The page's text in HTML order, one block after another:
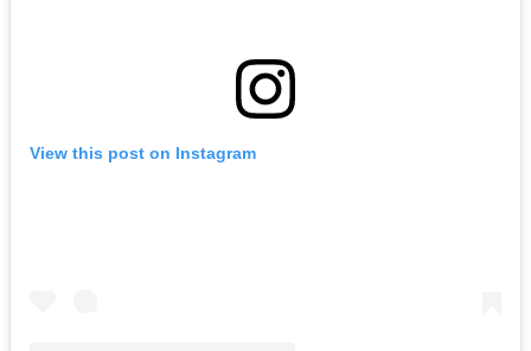
View this post on Instagram